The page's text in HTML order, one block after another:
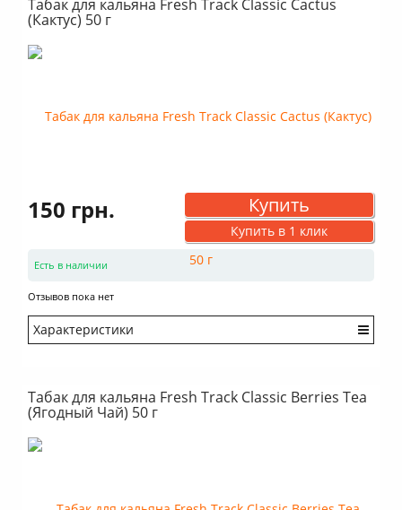
Аромат: Свежий
Аромат: Ягодный
Аромат: Сладкий
Аромат: Фруктовый
Табак для кальяна Fresh Track Classic Cactus
(Кактус) 50 г
150 грн. Купить
Купить в 1 клик
Есть в наличии
Отзывов пока нет
Характеристики
Аромат: Травяной
Аромат: Сладкий
Аромат: Кислый
Дымность: Выше среднего
Табак для кальяна Fresh Track Classic Berries Tea
(Ягодный Чай) 50 г